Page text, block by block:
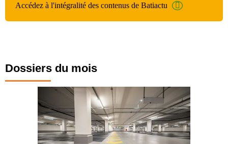
Accédez à l'intégralité des contenus de Batiactu
Dossiers du mois